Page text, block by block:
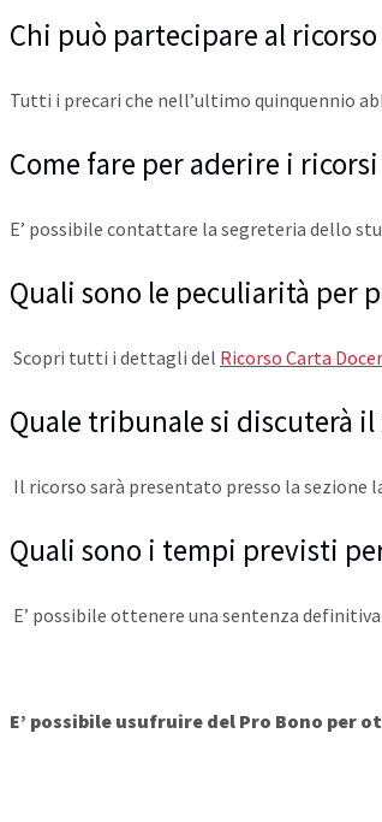
Chi può partecipare al
Tutti i precari che nell’ultimo quinquennio
Come fare per aderire i
E’ possibile contattare la segreteria dello
Quali sono le peculiarità per
Scopri tutti i dettagli del Ricorso Carta
Quale tribunale si discuterà il
Il ricorso sarà presentato presso la
Quali sono i tempi previsti
E’ possibile ottenere una sentenza
E’ possibile usufruire del Pro Bono per